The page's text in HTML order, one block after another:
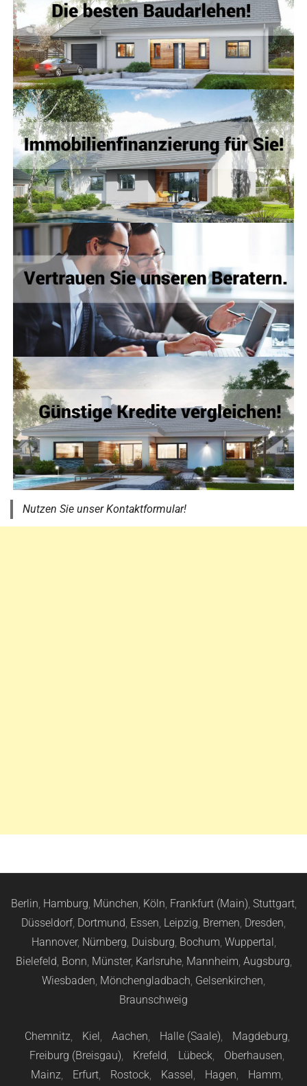
Nutzen Sie unser Kontaktformular!
Berlin, Hamburg, München, Köln, Frankfurt (Main), Stuttgart,
Düsseldorf, Dortmund, Essen, Leipzig, Bremen, Dresden,
Hannover, Nürnberg, Duisburg, Bochum, Wuppertal,
Bielefeld, Bonn, Münster, Karlsruhe, Mannheim, Augsburg,
Wiesbaden, Mönchengladbach, Gelsenkirchen,
Braunschweig
Chemnitz, Kiel, Aachen, Halle (Saale), Magdeburg,
Freiburg (Breisgau), Krefeld, Lübeck, Oberhausen,
Mainz, Erfurt, Rostock, Kassel, Hagen, Hamm,